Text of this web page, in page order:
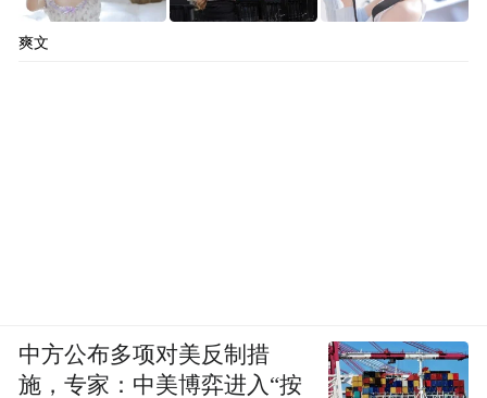
爽文
中方公布多项对美反制措
施，专家：中美博弈进入“按